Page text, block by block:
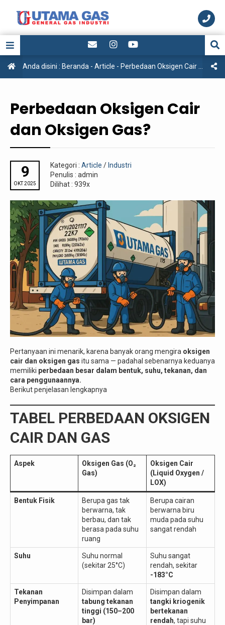
Anda disini : Beranda - Article - Perbedaan Oksigen Cair dan Oksigen Gas?
Perbedaan Oksigen Cair
dan Oksigen Gas?
9
OKT 2025
Kategori : Article / Industri
Penulis : admin
Dilihat : 939x
Pertanyaan ini menarik, karena banyak orang mengira oksigen
cair dan oksigen gas itu sama — padahal sebenarnya keduanya
memiliki perbedaan besar dalam bentuk, suhu, tekanan, dan
cara penggunaannya.
Berikut penjelasan lengkapnya
TABEL PERBEDAAN OKSIGEN
CAIR DAN GAS
Aspek
Oksigen Gas (O₂
Gas)
Oksigen Cair
(Liquid Oxygen /
LOX)
Bentuk Fisik
Berupa gas tak
berwarna, tak
berbau, dan tak
berasa pada suhu
ruang
Berupa cairan
berwarna biru
muda pada suhu
sangat rendah
Suhu
Suhu normal
(sekitar 25°C)
Suhu sangat
rendah, sekitar
-183°C
Tekanan
Penyimpanan
Disimpan dalam
tabung tekanan
tinggi (150–200
bar)
Disimpan dalam
tangki kriogenik
bertekanan
rendah, tapi suhu